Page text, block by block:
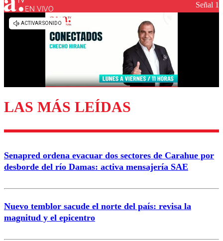
Los comentarios son moderados para garantizar un
diálogo respetuoso.
Enviar comentario
EN VIVO Señal 1
LAS MÁS LEÍDAS
Senapred ordena evacuar dos sectores de Carahue por
desborde del río Damas: activa mensajería SAE
Nuevo temblor sacude el norte del país: revisa la
magnitud y el epicentro